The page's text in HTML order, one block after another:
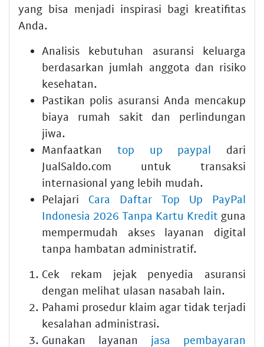
yang bisa menjadi inspirasi bagi kreatifitas
Anda.
Analisis kebutuhan asuransi keluarga
berdasarkan jumlah anggota dan risiko
kesehatan.
Pastikan polis asuransi Anda mencakup
biaya rumah sakit dan perlindungan
jiwa.
Manfaatkan top up paypal dari
JualSaldo.com untuk transaksi
internasional yang lebih mudah.
Pelajari Cara Daftar Top Up PayPal
Indonesia 2026 Tanpa Kartu Kredit guna
mempermudah akses layanan digital
tanpa hambatan administratif.
Cek rekam jejak penyedia asuransi
dengan melihat ulasan nasabah lain.
Pahami prosedur klaim agar tidak terjadi
kesalahan administrasi.
Gunakan layanan jasa pembayaran